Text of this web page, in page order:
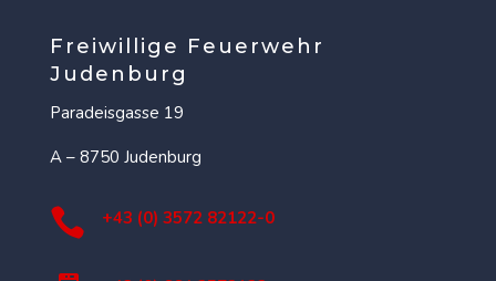
Freiwillige Feuerwehr
Judenburg
Paradeisgasse 19
A – 8750 Judenburg
 +43 (0) 3572 82122-0